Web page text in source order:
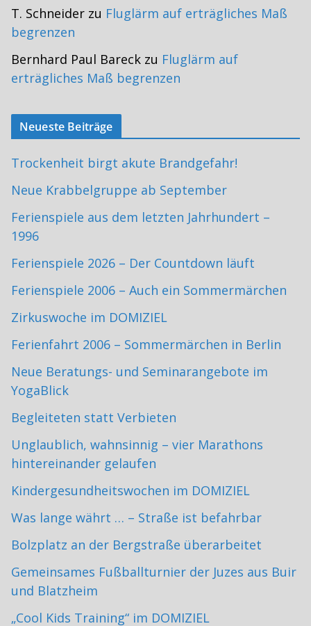
T. Schneider zu Fluglärm auf erträgliches Maß
begrenzen
Bernhard Paul Bareck zu Fluglärm auf
erträgliches Maß begrenzen
Neueste Beiträge
Trockenheit birgt akute Brandgefahr!
Neue Krabbelgruppe ab September
Ferienspiele aus dem letzten Jahrhundert –
1996
Ferienspiele 2026 – Der Countdown läuft
Ferienspiele 2006 – Auch ein Sommermärchen
Zirkuswoche im DOMIZIEL
Ferienfahrt 2006 – Sommermärchen in Berlin
Neue Beratungs- und Seminarangebote im
YogaBlick
Begleiteten statt Verbieten
Unglaublich, wahnsinnig – vier Marathons
hintereinander gelaufen
Kindergesundheitswochen im DOMIZIEL
Was lange währt … – Straße ist befahrbar
Bolzplatz an der Bergstraße überarbeitet
Gemeinsames Fußballturnier der Juzes aus Buir
und Blatzheim
„Cool Kids Training“ im DOMIZIEL